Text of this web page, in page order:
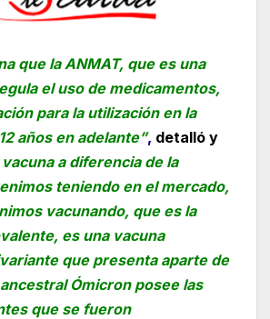
que la ANMAT, que es una
el uso de medicamentos,
para la utilización en la
años en adelante”, detalló y
vacuna a diferencia de la
teniendo en el mercado,
vacunando, que es la
es una vacuna
que presenta aparte de
Ómicron posee las
que se fueron